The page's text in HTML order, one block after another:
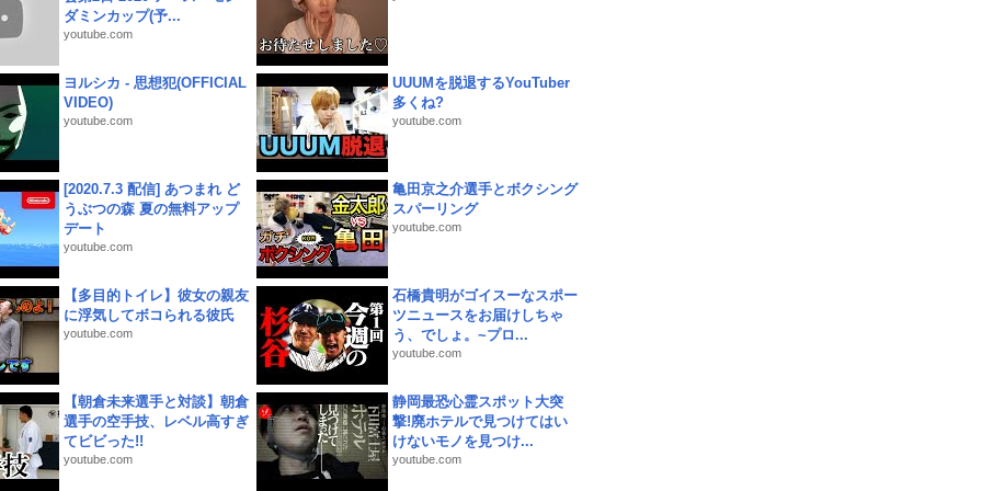
ダミンカップ(予...
youtube.com
ヨルシカ - 思想犯(OFFICIAL
VIDEO)
youtube.com
UUUMを脱退するYouTuber
多くね?
youtube.com
[2020.7.3 配信] あつまれ ど
うぶつの森 夏の無料アップ
デート
youtube.com
亀田京之介選手とボクシング
スパーリング
youtube.com
【多目的トイレ】彼女の親友
に浮気してボコられる彼氏
youtube.com
石橋貴明がゴイスーなスポー
ツニュースをお届けしちゃ
う、でしょ。~プロ...
youtube.com
【朝倉未来選手と対談】朝倉
選手の空手技、レベル高すぎ
てビビった!!
youtube.com
静岡最恐心霊スポット大突
撃!廃ホテルで見つけてはい
けないモノを見つけ...
youtube.com